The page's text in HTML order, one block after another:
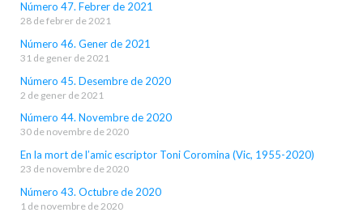
Número 47. Febrer de 2021
28 de febrer de 2021
Número 46. Gener de 2021
31 de gener de 2021
Número 45. Desembre de 2020
2 de gener de 2021
Número 44. Novembre de 2020
30 de novembre de 2020
En la mort de l’amic escriptor Toni Coromina (Vic, 1955-2020)
23 de novembre de 2020
Número 43. Octubre de 2020
1 de novembre de 2020